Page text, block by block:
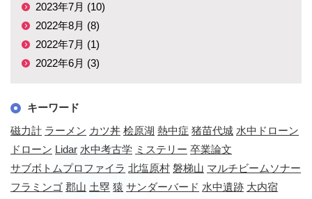
2023年7月 (10)
2022年8月 (8)
2022年7月 (1)
2022年6月 (3)
キーワード
磁力計 ラーメン カツ丼 桧原湖 熱中症 猪苗代城 水中ドローン
ドローン Lidar 水中考古学 ミステリー 卒業論文
サブボトムプロファイラ 北塩原村 磐梯山 マルチビームソナー
フラミンゴ 郡山 土塁 猿 サンダーバード 水中遺跡 大内宿